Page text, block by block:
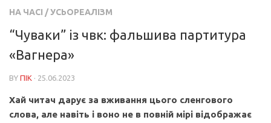
НА ЧАСІ /УСЬОРЕАЛІЗМ
“Чуваки” із чвк: фальшива партитура
«Вагнера»
BY ПІК · 25.06.2023
Хай читач дарує за вживання цього сленгового
слова, але навіть і воно не в повній мірі відображає